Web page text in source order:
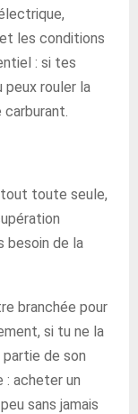
les conditions
: si tes
rouler la
toute seule,
besoin de la
branchée pour
si tu ne la
partie de son
: acheter un
sans jamais